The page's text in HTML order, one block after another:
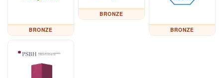
BRONZE
BRONZE
BRONZE